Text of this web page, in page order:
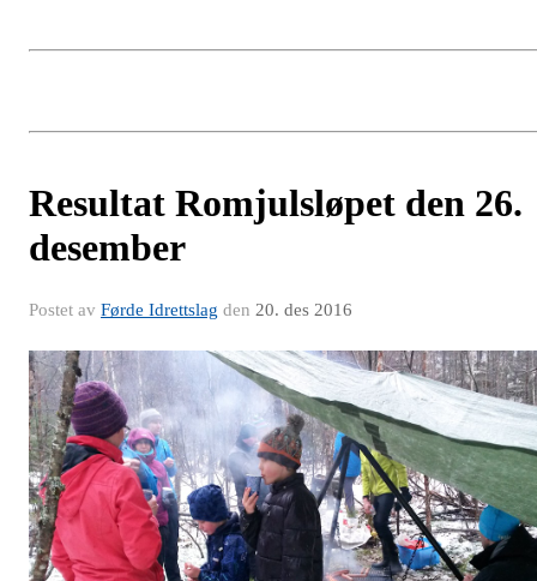
Resultat Romjulsløpet den 26.
desember
Postet av Førde Idrettslag den 20. des 2016